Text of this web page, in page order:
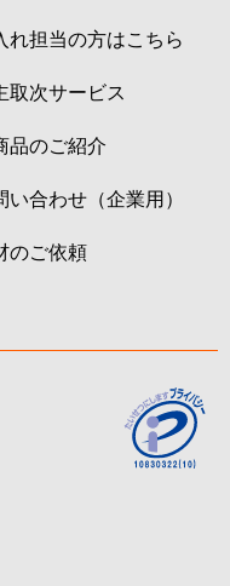
れ担当の方はこちら
取次サービス
品のご紹介
い合わせ（企業用）
のご依頼